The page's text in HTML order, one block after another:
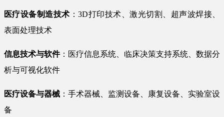
医疗设备制造技术 ：3D打印技术、激光切割、超声波焊接、
表面处理技术
信息技术与软件：医疗信息系统、临床决策支持系统、数据分
析与可视化软件
医疗设备与器械 ：手术器械、监测设备、康复设备、实验室设
备